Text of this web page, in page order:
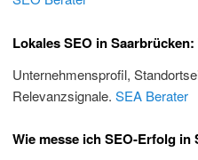
Lokales SEO in
Unternehmensprofil,
Relevanzsignale. SEA Berater
Wie messe ich SEO-Erfolg in